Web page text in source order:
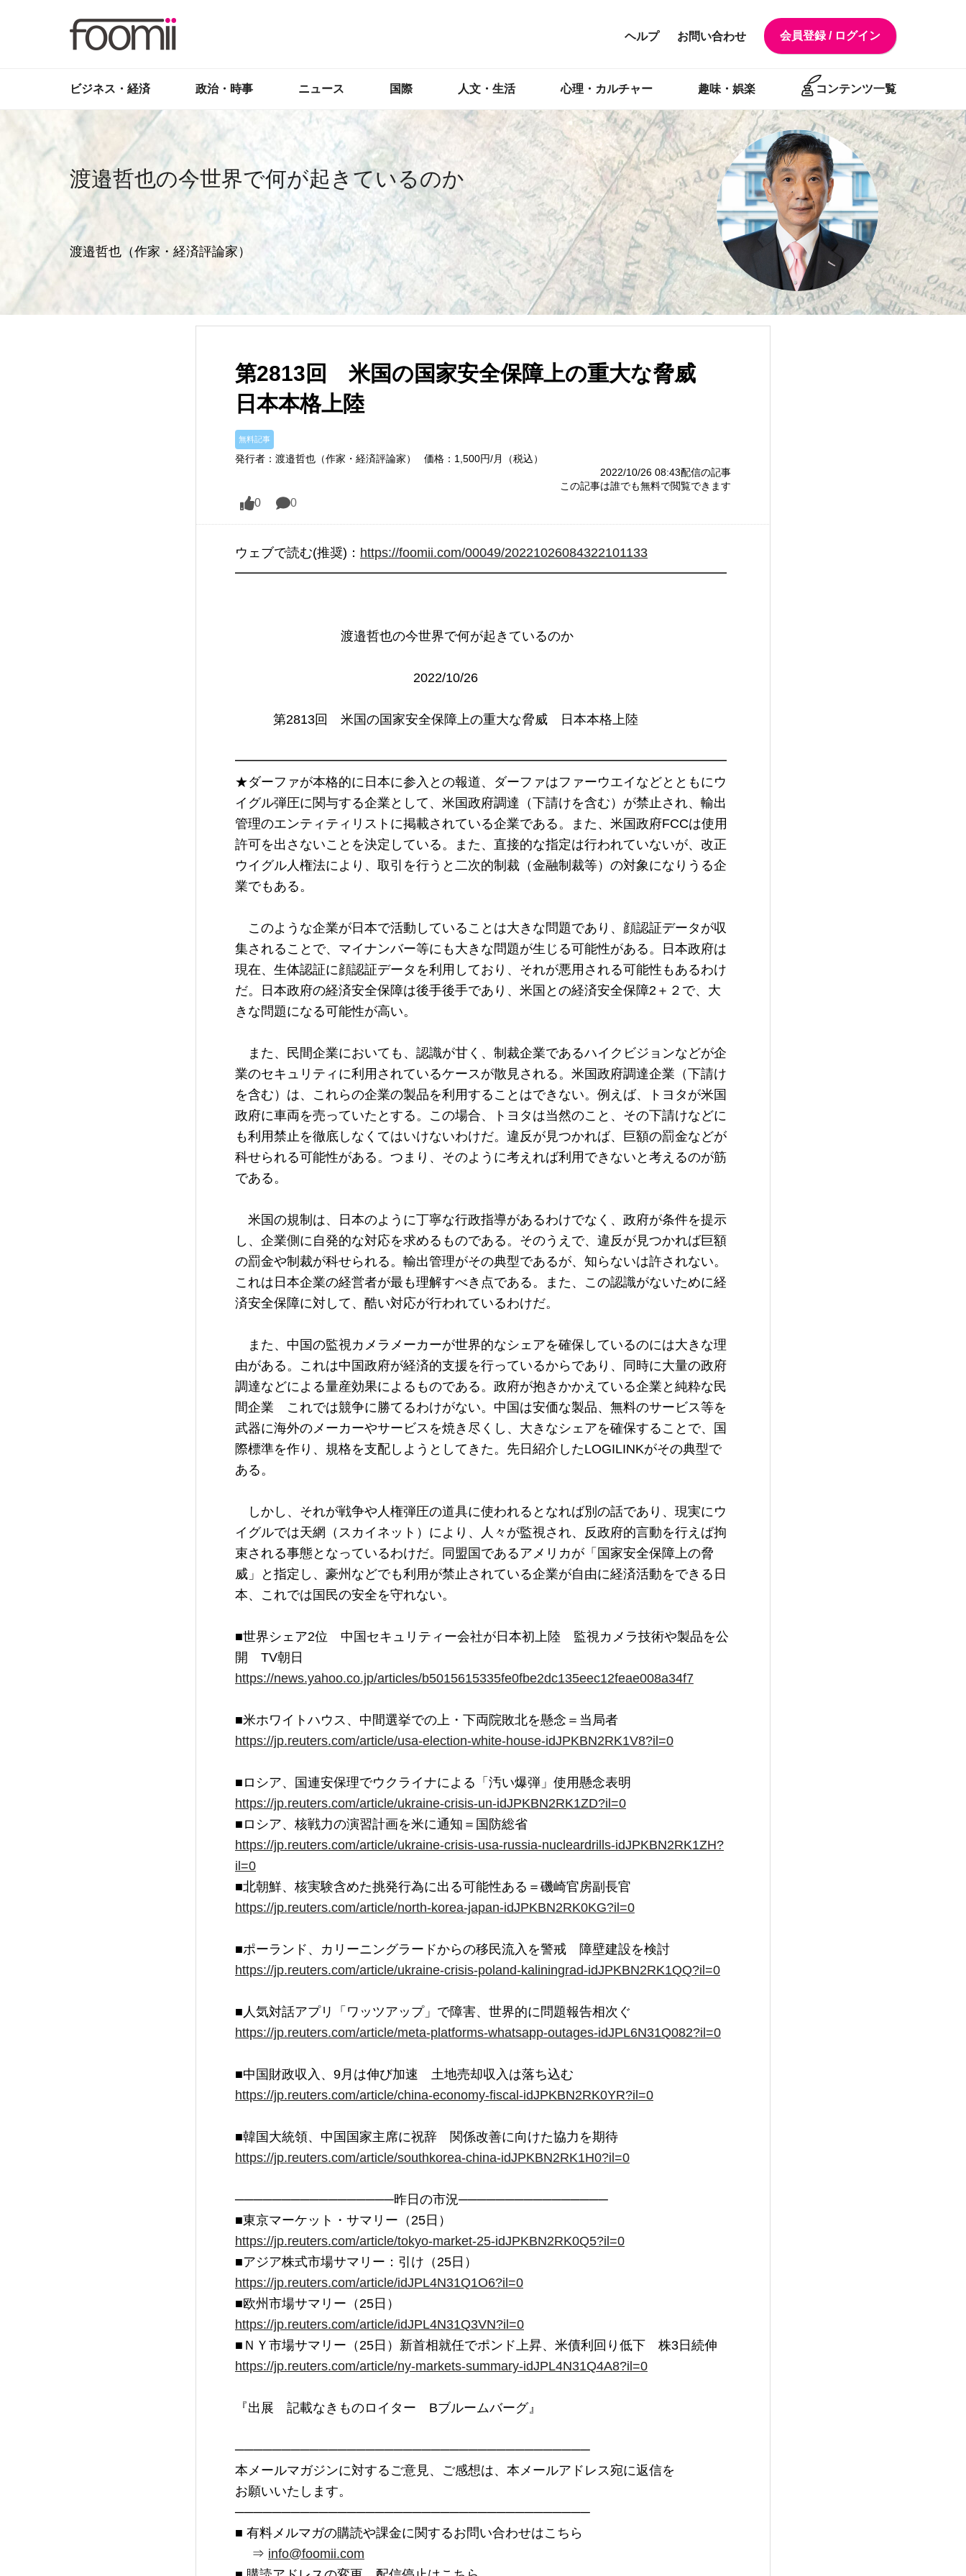
会員登録 / ログイン
お問い合わせ
ヘルプ
ビジネス・経済 政治・時事 ニュース 国際 人文・生活 心理・カルチャー 趣味・娯楽 コンテンツ一覧
渡邉哲也の今世界で何が起きているのか
渡邉哲也（作家・経済評論家）
第2813回 米国の国家安全保障上の重大な脅威
日本本格上陸
無料記事
発行者：渡邉哲也（作家・経済評論家）
価格：1,500円/月（税込）
2022/10/26 08:43配信の記事
この記事は誰でも無料で閲覧できます
0 0
ウェブで読む(推奨)： https://foomii.com/00049/20221026084322101133
━━━━━━━━━━━━━━━━━━━━━━━━━━━━━━━━━━━━━━
━━━━━━━━━━━━━━━━━━━━━━━━━━━━━━━━━━━━━━
★ダーファが本格的に日本に参入との報道、ダーファはファーウエイなどとともにウ
イグル弾圧に関与する企業として、米国政府調達（下請けを含む）が禁止され、輸出
管理のエンティティリストに掲載されている企業である。また、米国政府FCCは使用
許可を出さないことを決定している。また、直接的な指定は行われていないが、改正
ウイグル人権法により、取引を行うと二次的制裁（金融制裁等）の対象になりうる企
業でもある。
このような企業が日本で活動していることは大きな問題であり、顔認証データが収
集されることで、マイナンバー等にも大きな問題が生じる可能性がある。日本政府は
現在、生体認証に顔認証データを利用しており、それが悪用される可能性もあるわけ
だ。日本政府の経済安全保障は後手後手であり、米国との経済安全保障2＋２で、大
きな問題になる可能性が高い。
また、民間企業においても、認識が甘く、制裁企業であるハイクビジョンなどが企
業のセキュリティに利用されているケースが散見される。米国政府調達企業（下請け
を含む）は、これらの企業の製品を利用することはできない。例えば、トヨタが米国
政府に車両を売っていたとする。この場合、トヨタは当然のこと、その下請けなどに
も利用禁止を徹底しなくてはいけないわけだ。違反が見つかれば、巨額の罰金などが
科せられる可能性がある。つまり、そのように考えれば利用できないと考えるのが筋
である。
米国の規制は、日本のように丁寧な行政指導があるわけでなく、政府が条件を提示
し、企業側に自発的な対応を求めるものである。そのうえで、違反が見つかれば巨額
の罰金や制裁が科せられる。輸出管理がその典型であるが、知らないは許されない。
これは日本企業の経営者が最も理解すべき点である。また、この認識がないために経
済安全保障に対して、酷い対応が行われているわけだ。
また、中国の監視カメラメーカーが世界的なシェアを確保しているのには大きな理
由がある。これは中国政府が経済的支援を行っているからであり、同時に大量の政府
調達などによる量産効果によるものである。政府が抱きかかえている企業と純粋な民
間企業　これでは競争に勝てるわけがない。中国は安価な製品、無料のサービス等を
武器に海外のメーカーやサービスを焼き尽くし、大きなシェアを確保することで、国
際標準を作り、規格を支配しようとしてきた。先日紹介したLOGILINKがその典型で
ある。
しかし、それが戦争や人権弾圧の道具に使われるとなれば別の話であり、現実にウ
イグルでは天網（スカイネット）により、人々が監視され、反政府的言動を行えば拘
束される事態となっているわけだ。同盟国であるアメリカが「国家安全保障上の脅
威」と指定し、豪州などでも利用が禁止されている企業が自由に経済活動をできる日
本、これでは国民の安全を守れない。
■世界シェア2位　中国セキュリティー会社が日本初上陸　監視カメラ技術や製品を公
https://news.yahoo.co.jp/articles/b5015615335fe0fbe2dc135eec12feae008a34f7
https://jp.reuters.com/article/usa-election-white-house-idJPKBN2RK1V8?il=0
https://jp.reuters.com/article/ukraine-crisis-un-idJPKBN2RK1ZD?il=0
https://jp.reuters.com/article/ukraine-crisis-usa-russia-nucleardrills-idJPKBN2RK1ZH?
il=0
https://jp.reuters.com/article/north-korea-japan-idJPKBN2RK0KG?il=0
https://jp.reuters.com/article/ukraine-crisis-poland-kaliningrad-idJPKBN2RK1QQ?il=0
https://jp.reuters.com/article/meta-platforms-whatsapp-outages-idJPL6N31Q082?il=0
https://jp.reuters.com/article/china-economy-fiscal-idJPKBN2RK0YR?il=0
https://jp.reuters.com/article/southkorea-china-idJPKBN2RK1H0?il=0
─────────────────昨日の市況────────────────
https://jp.reuters.com/article/tokyo-market-25-idJPKBN2RK0Q5?il=0
https://jp.reuters.com/article/idJPL4N31Q1O6?il=0
https://jp.reuters.com/article/idJPL4N31Q3VN?il=0
https://jp.reuters.com/article/ny-markets-summary-idJPL4N31Q4A8?il=0
『出展　記載なきものロイター　Bブルームバーグ』
──────────────────────────────────────
本メールマガジンに対するご意見、ご感想は、本メールアドレス宛に返信を
お願いいたします。
──────────────────────────────────────
■ 有料メルマガの購読や課金に関するお問い合わせはこちら
⇒ info@foomii.com